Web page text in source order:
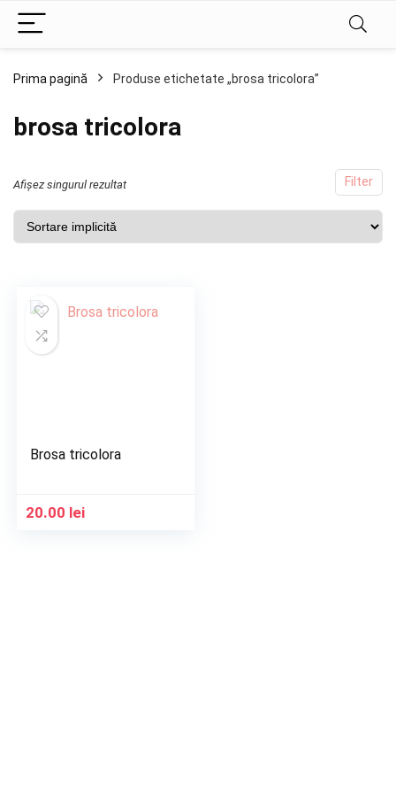
Prima pagină Produse etichetate „brosa tricolora”
brosa tricolora
Filter
Afișez singurul rezultat
Brosa tricolora
20.00 lei